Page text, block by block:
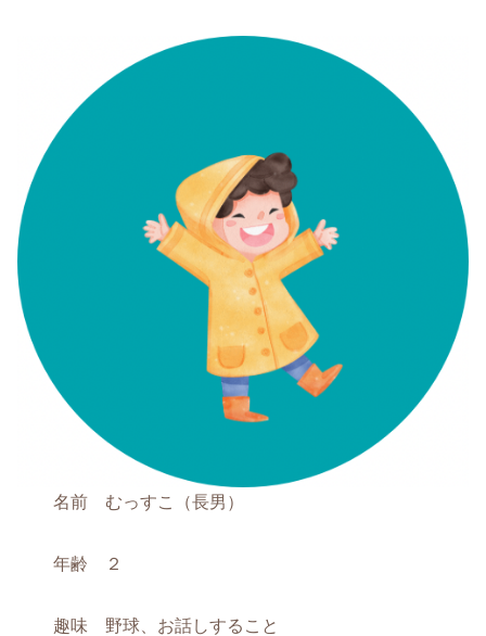
名前 むっすこ（長男）
年齢 ２
趣味 野球、お話しすること